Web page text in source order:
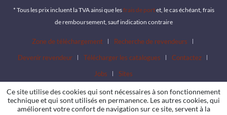
* Tous les prix incluent la TVA ainsi que lesfrais de portet, le cas échéant, frais
de remboursement, sauf indication contraire
Zone de téléchargement
Recherche de revendeurs
Devenir revendeur
Télécharger les catalogues
Contactez
Jobs
Sites
Ce site utilise des cookies qui sont nécessaires à son fonctionnement
technique et qui sont utilisés en permanence. Les autres cookies, qui
améliorent votre confort de navigation sur ce site, servent à la